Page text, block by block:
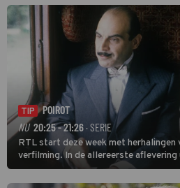
TIP
POIROT
NU 20:25 - 21:26 · SERIE
RTL start deze week met herhalingen
verfilming. In de allereerste aflevering
speurder op zoek naar een vermiste
verwikkeld in een moordzaak. (HH)